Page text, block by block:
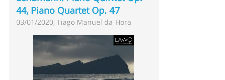
44, Piano Quartet Op. 47
03/01/2020, Tiago Manuel da Hora